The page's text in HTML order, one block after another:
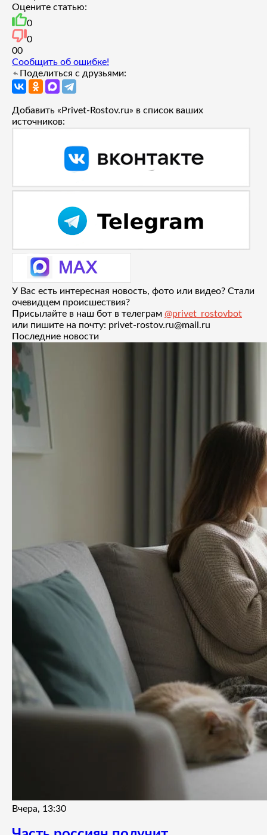
Оцените статью:
0
0
00
Сообщить об ошибке!
Поделиться с друзьями:
Добавить «Privet-Rostov.ru» в список ваших
источников:
У Вас есть интересная новость, фото или видео? Стали
очевидцем происшествия?
Присылайте в наш бот в телеграм @privet_rostovbot
или пишите на почту: privet-rostov.ru@mail.ru
Последние новости
Вчера, 13:30